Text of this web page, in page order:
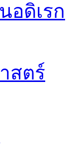
อดิเรก
สตร์